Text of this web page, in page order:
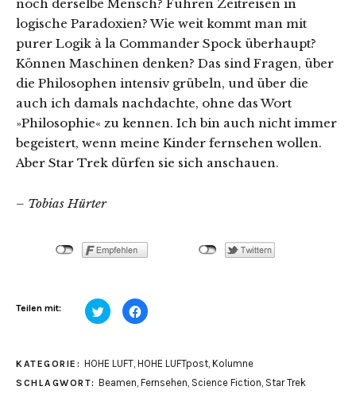
noch derselbe Mensch? Führen Zeitreisen in
logische Paradoxien? Wie weit kommt man mit
purer Logik à la Commander Spock überhaupt?
Können Maschinen denken? Das sind Fragen, über
die Philosophen intensiv grübeln, und über die
auch ich damals nachdachte, ohne das Wort
»Philosophie« zu kennen. Ich bin auch nicht immer
begeistert, wenn meine Kinder fernsehen wollen.
Aber Star Trek dürfen sie sich anschauen.
– Tobias Hürter
Teilen mit: Klick,
um
(Wird
neuem
Klick,
um
(Wird
neuem
KATEGORIE: HOHE LUFT, HOHE LUFTpost, Kolumne
SCHLAGWORT: Beamen Fernsehen Science Fiction Star Trek